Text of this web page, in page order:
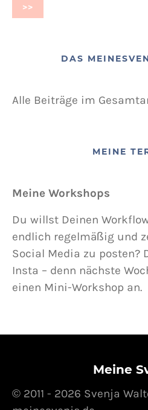
DAS
Alle Beiträge im
MEINE
Meine Workshops
Du willst Deinen
endlich regelmäßig und
Social Media zu posten?
Insta – denn nächste
einen Mini-Workshop an.
Meine
© 2011 - 2026 Svenja